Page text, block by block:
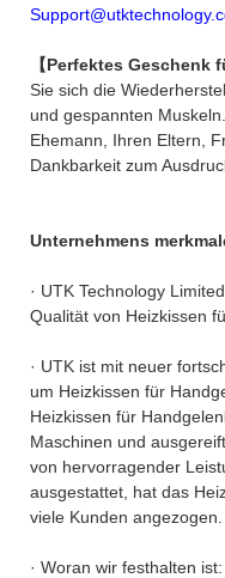
【Perfektes
Sie sich die
und gespannten
Ehemann, Ihren Eltern,
Dankbarkeit zum
Unternehmens
· UTK Technology
Qualität von Heizkissen
· UTK ist mit neuer
um Heizkissen für
Heizkissen für
Maschinen und
von hervorragender
ausgestattet, hat das
viele Kunden angezogen.
· Woran wir festhalten